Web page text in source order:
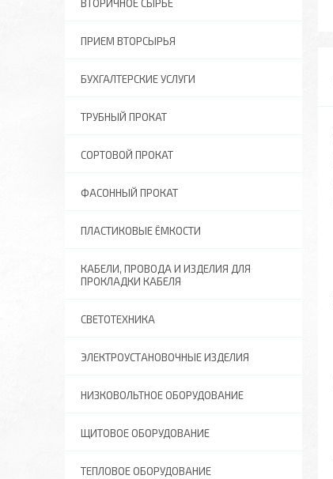
ВТОРИЧНОЕ СЫРЬЕ
ПРИЕМ ВТОРСЫРЬЯ
БУХГАЛТЕРСКИЕ УСЛУГИ
ТРУБНЫЙ ПРОКАТ
СОРТОВОЙ ПРОКАТ
ФАСОННЫЙ ПРОКАТ
ПЛАСТИКОВЫЕ ЁМКОСТИ
КАБЕЛИ, ПРОВОДА И ИЗДЕЛИЯ ДЛЯ
ПРОКЛАДКИ КАБЕЛЯ
СВЕТОТЕХНИКА
ЭЛЕКТРОУСТАНОВОЧНЫЕ ИЗДЕЛИЯ
НИЗКОВОЛЬТНОЕ ОБОРУДОВАНИЕ
ЩИТОВОЕ ОБОРУДОВАНИЕ
ТЕПЛОВОЕ ОБОРУДОВАНИЕ